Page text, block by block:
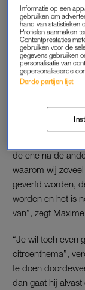
TERRAS
de ene na de
waarom wij
geverfd worden,
worden en het is
van”, zegt
“Je wil toch even
citroenthema”,
te doen
dan gaat hij
Informatie op een
gebruiken om
hand van statistieken
Profielen aanmaken
Contentprestaties
gebruiken voor de
gegevens gebruiken
personalisatie van
gepersonaliseerde
Derde partijen lijst